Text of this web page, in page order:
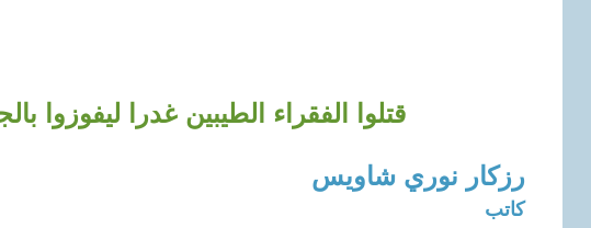
قتلوا الفقراء الطيبين غدرا ليفوزوا
رزكار نوري شاويس
كاتب